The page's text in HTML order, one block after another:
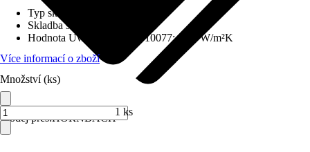
Prodej přes:HORNBACH
Typ skla
Skladba skla
Trojitě zasklené
Hodnota Uw dle DIN EN 10077:0,98 W/m²K
Více informací o zboží
Množství (ks)
1 ks